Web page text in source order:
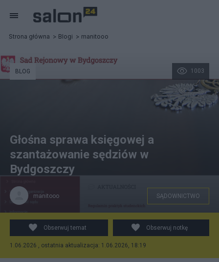
Strona główna Blogi manitooo
mz
1003
BLOG
Głośna sprawa księgowej a
szantażowanie sędziów w
Bydgoszczy
manitooo SĄDOWNICTWO
Obserwuj temat Obserwuj notkę
1.06.2026 , ostatnia aktualizacja: 1.06.2026, 18:19